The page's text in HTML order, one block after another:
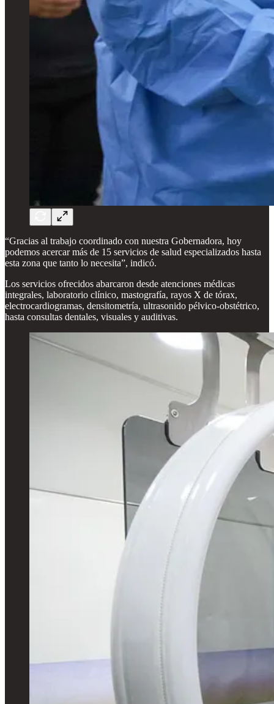
“Gracias al trabajo coordinado con nuestra Gobernadora, hoy
podemos acercar más de 15 servicios de salud especializados hasta
esta zona que tanto lo necesita”, indicó.
Los servicios ofrecidos abarcaron desde atenciones médicas
integrales, laboratorio clínico, mastografía, rayos X de tórax,
electrocardiogramas, densitometría, ultrasonido pélvico-obstétrico,
hasta consultas dentales, visuales y auditivas.